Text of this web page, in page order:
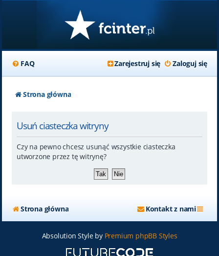
FAQ Zaloguj się
Zarejestruj się
Strona główna
Usuń ciasteczka witryny
Czy na pewno chcesz usunąć wszystkie ciasteczka
utworzone przez tę witrynę?
Strona główna Kontakt z nami
Absolution Style by Premium phpBB Styles